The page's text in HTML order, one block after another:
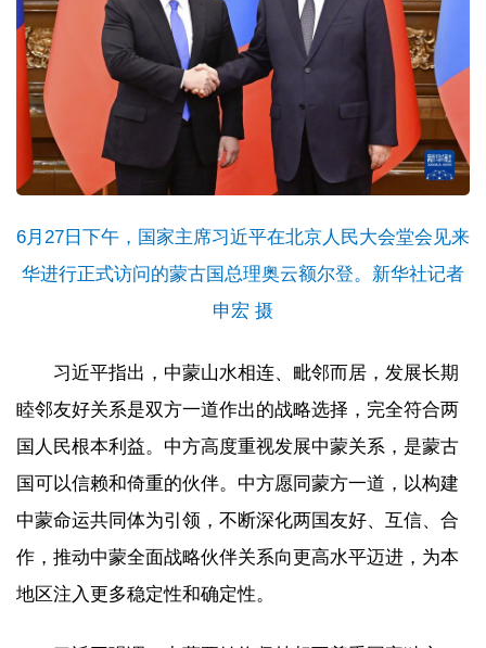
6月27日下午，国家主席习近平在北京人民大会堂会见来
华进行正式访问的蒙古国总理奥云额尔登。新华社记者
申宏 摄
习近平指出，中蒙山水相连、毗邻而居，发展长期
睦邻友好关系是双方一道作出的战略选择，完全符合两
国人民根本利益。中方高度重视发展中蒙关系，是蒙古
国可以信赖和倚重的伙伴。中方愿同蒙方一道，以构建
中蒙命运共同体为引领，不断深化两国友好、互信、合
作，推动中蒙全面战略伙伴关系向更高水平迈进，为本
地区注入更多稳定性和确定性。